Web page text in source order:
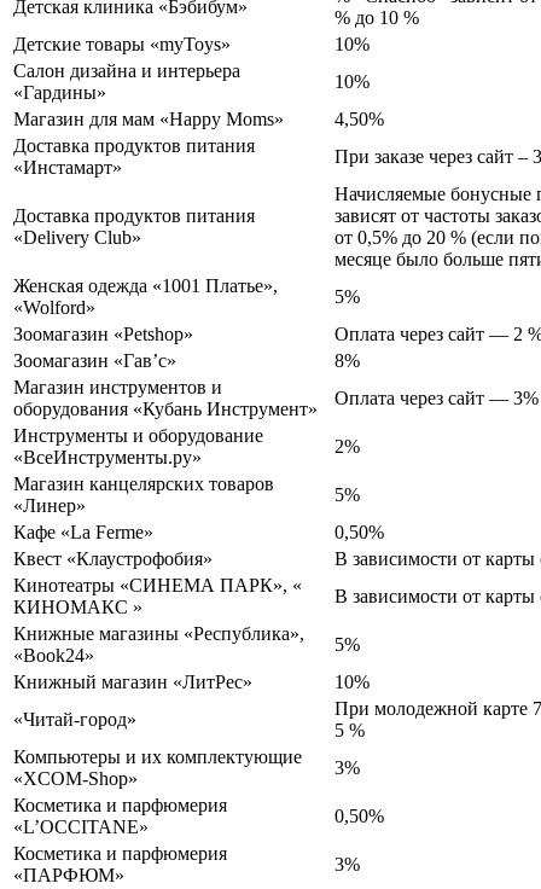
Детская клиника «Бэбибум»
% до 10 %
Детские товары «myToys»
10%
Салон дизайна и интерьера
«Гардины»
10%
Магазин для мам «Happy Moms»
4,50%
Доставка продуктов питания
«Инстамарт»
При заказе через сайт –
Доставка продуктов питания
«Delivery Club»
Начисляемые бонусные
зависят от частоты
от 0,5% до 20 % (если
месяце было больше
Женская одежда «1001 Платье»,
«Wolford»
5%
Зоомагазин «Petshop»
Оплата через сайт — 2
Зоомагазин «Гав’с»
8%
Магазин инструментов и
оборудования «Кубань Инструмент»
Оплата через сайт — 3%
Инструменты и оборудование
«ВсеИнструменты.ру»
2%
Магазин канцелярских товаров
«Линер»
5%
Кафе «La Ferme»
0,50%
Квест «Клаустрофобия»
В зависимости от карты
Кинотеатры «СИНЕМА ПАРК», «
КИНОМАКС »
В зависимости от карты
Книжные магазины «Республика»,
«Book24»
5%
Книжный магазин «ЛитРес»
10%
«Читай-город»
При молодежной карте
5 %
Компьютеры и их комплектующие
«XCOM-Shop»
3%
Косметика и парфюмерия
«L’OCCITANE»
0,50%
Косметика и парфюмерия
«ПАРФЮМ»
3%